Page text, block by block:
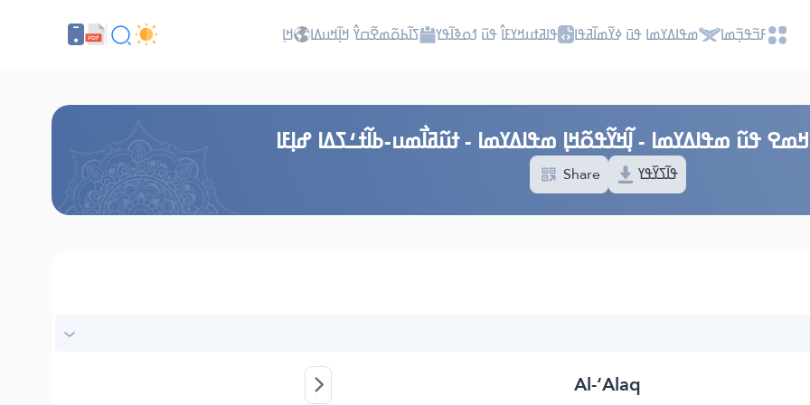
ߓߏ߬ߟߏ߲߬ߘߊ ߘߟߊߡߌߘߊ ߟߎ߫ ߦߌ߬ߘߊ߬ߥߟߊ ߟߊߥߙߎߞߌߓߊ߮ ߟߎ߬ ߗߋߢߊ߬ߟߌ ߖߊ߬ߕߋ߬ߘߐ߬ߛߌ߮ ߞߊ߲߬ߞߎߡߊ ߞߊ߲
ߟߎ߬ ߘߟߊߡߌߘߊ - ߊ߲߬ߞߌ߬ߟߋ߬ߞߊ߲ ߘߟߊߡߌߘߊ - ߙߎ߬ߥߊ߯ߘߎ-ߕߊ߬ߙߑߖߡߊ ߝߊ߲ߓߊ
ߟߊ߬ߖߌ߰ߟߌ Share
Al-‘Alaq